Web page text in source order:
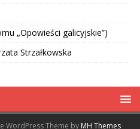
„Opowieści galicyjskie”)
Strzałkowska
WordPress Theme by MH Themes